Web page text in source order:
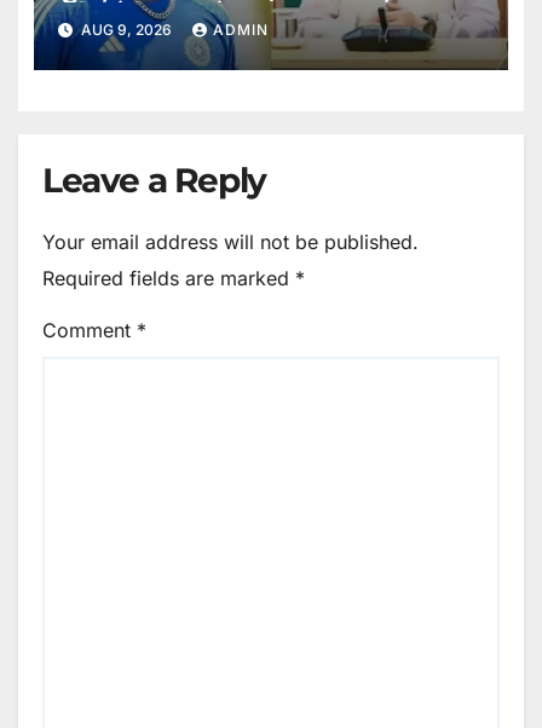
प्लीज मेरी मदद करें।
AUG 9, 2026 ADMIN
Leave a Reply
Your email address will not be published.
Required fields are marked *
Comment *